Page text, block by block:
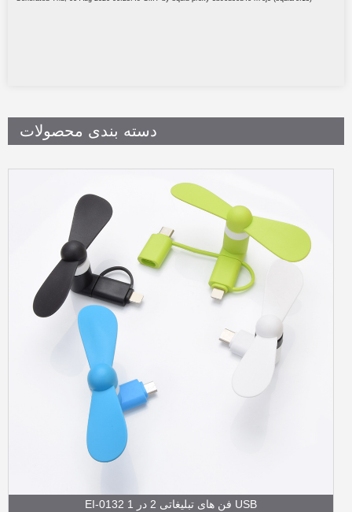
دسته بندی محصولات
EI-0132 فن های تبلیغاتی 2 در 1 USB